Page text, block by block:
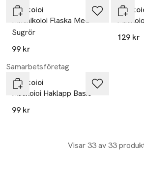
Minikoioi
Mminikoioi Flaska Med
Sugrör
99 kr
129 kr
Samarbetsföretag
Minikoioi
Minikoioi Haklapp Basic
99 kr
Visar 33 av 33